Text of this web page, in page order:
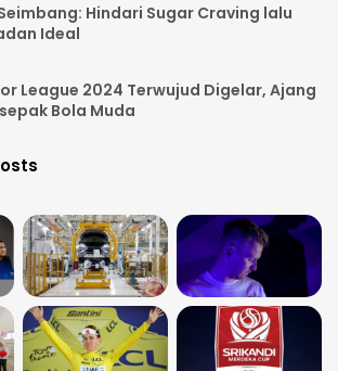
Hindari Sugar Craving lalu
Ideal
League 2024 Terwujud Digelar, Ajang
Bola Muda